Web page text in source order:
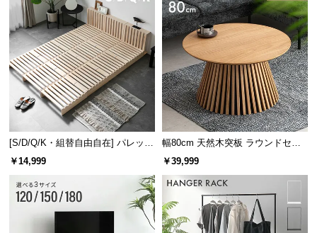
幅110cm デンマークデザイン
ワークデスク
¥14,999
幅120cm デンマーク デザイ
ン ワークデスク
¥19,998
[S/D/Q/K・組替自由自在] パレット
ベッド 8/12/16枚セット
￥14,999
幅80cm 天然木突板 ラウンドセン
ターテーブル 美しい格子デザイン
￥39,999